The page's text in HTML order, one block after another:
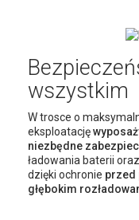
wszystkim
W trosce o
eksploatację
niezbędne
ładowania baterii
dzięki ochronie przed
głębokim